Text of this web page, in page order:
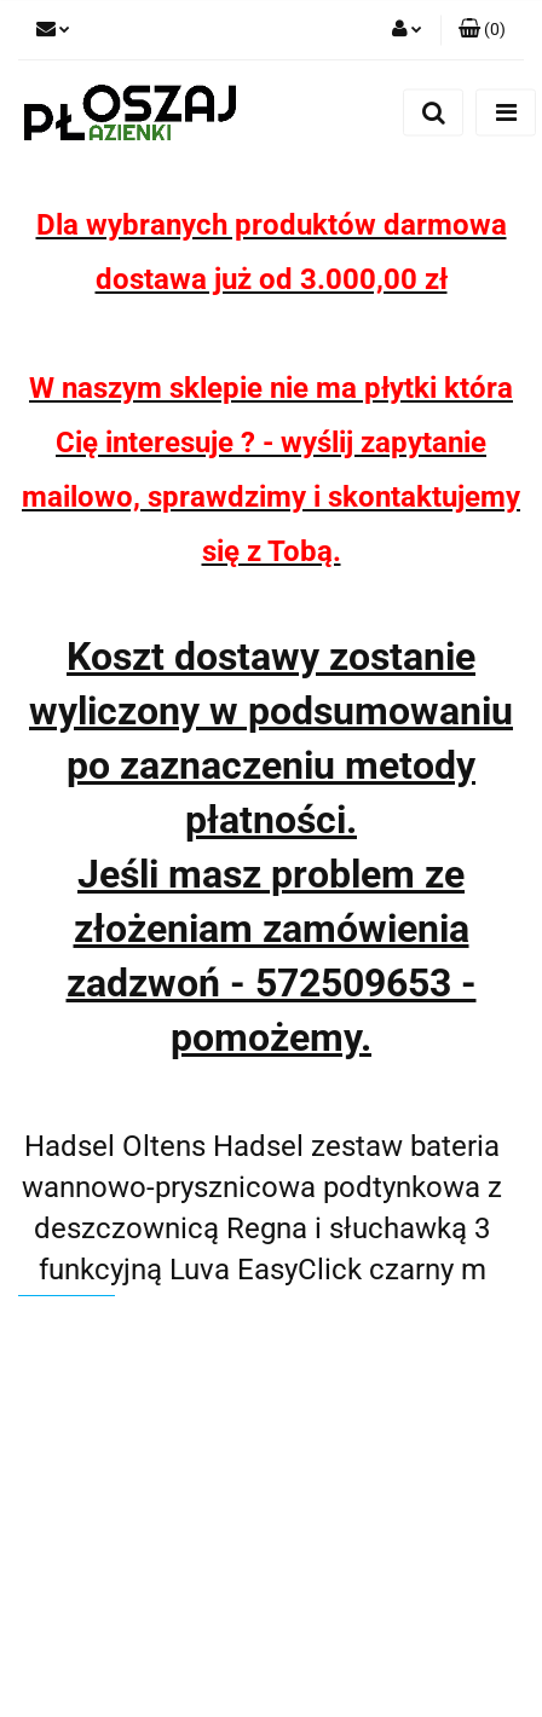
(0)
Dla wybranych produktów darmowa
dostawa już od 3.000,00 zł
W naszym sklepie nie ma płytki która
Cię interesuje ? - wyślij zapytanie
mailowo, sprawdzimy i skontaktujemy
się z Tobą.
Koszt dostawy zostanie
wyliczony w podsumowaniu
po zaznaczeniu metody
płatności.
Jeśli masz problem ze
złożeniam zamówienia
zadzwoń - 572509653 -
pomożemy.
Hadsel Oltens Hadsel zestaw bateria
wannowo-prysznicowa podtynkowa z
deszczownicą Regna i słuchawką 3
funkcyjną Luva EasyClick czarny m